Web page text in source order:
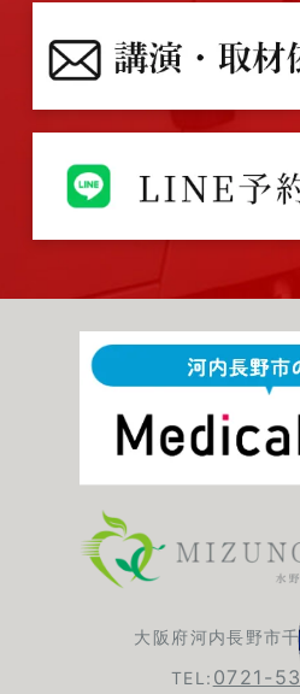
大阪府河内長野市
TEL: 0721-